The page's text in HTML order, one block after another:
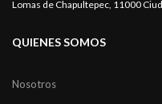
Lomas de Chapultepec, 11000
QUIENES SOMOS
Nosotros